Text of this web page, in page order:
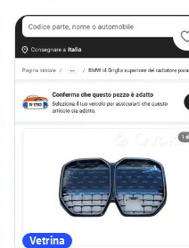
Vetrina